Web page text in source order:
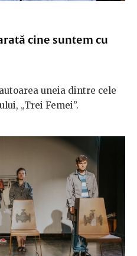
cine suntem cu
uneia dintre cele
„Trei Femei”.